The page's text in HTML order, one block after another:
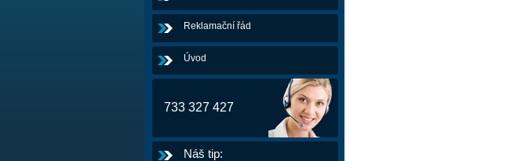
Reklamační řád
Úvod
733 327 427
Náš tip: